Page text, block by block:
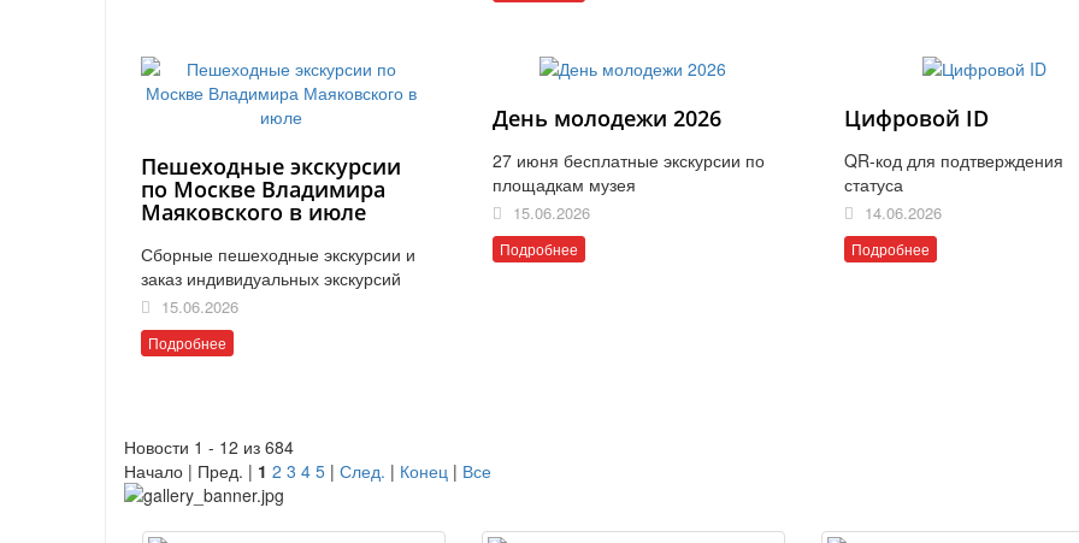
Пешеходные экскурсии
по Москве Владимира
Маяковского в июле
Сборные пешеходные экскурсии и
заказ индивидуальных экскурсий
15.06.2026
Подробнее
День молодежи 2026
27 июня бесплатные экскурсии по
площадкам музея
15.06.2026
Подробнее
Цифровой ID
QR-код для подтверждения
статуса
14.06.2026
Подробнее
Новости 1 - 12 из 684
Начало | Пред. | 1 2 3 4 5 | След. | Конец | Все